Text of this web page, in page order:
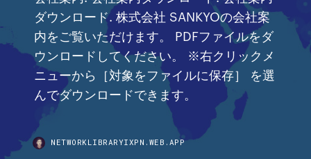
ダウンロード. 株式会社 SANKYOの会社案
内をご覧いただけます。 PDFファイルをダ
ウンロードしてください。 ※右クリックメ
ニューから［対象をファイルに保存］ を選
んでダウンロードできます。
NETWORKLIBRARYIXPN.WEB.APP